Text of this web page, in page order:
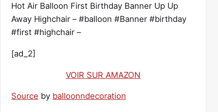
Hot Air Balloon First Birthday Banner Up Up
Away Highchair – #balloon #Banner #birthday
#first #highchair –
[ad_2]
VOIR SUR AMAZON
Source by balloonndecoration